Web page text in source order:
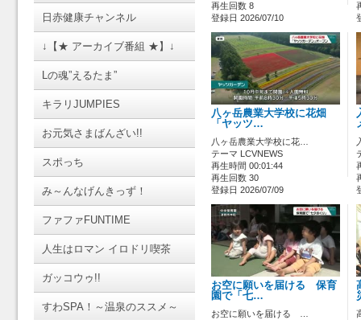
日赤健康チャンネル
↓【★ アーカイブ番組 ★】↓
Lの魂”えるたま”
キラリJUMPIES
お元気さまばんざい!!
スポっち
み～んなげんきっず！
ファファFUNTIME
人生はロマン イロドリ喫茶
ガッコウゥ!!
すわSPA！～温泉のススメ～
再生回数 8
登録日 2026/07/10
八ヶ岳農業大学校に花畑
「ヤッツ…
八ヶ岳農業大学校に花…
テーマ LCVNEWS
再生時間 00:01:44
再生回数 30
登録日 2026/07/09
お空に願いを届ける 保育
園で「七…
お空に願いを届ける …